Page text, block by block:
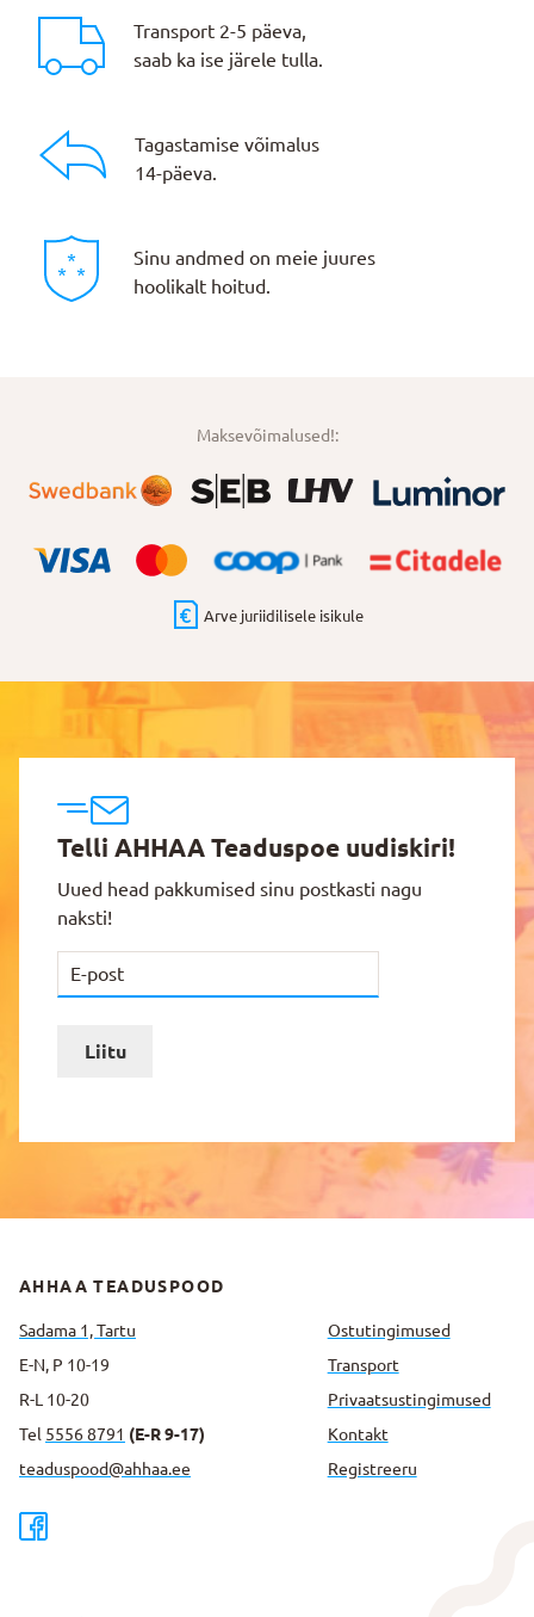
Transport 2-5 päeva,
saab ka ise järele tulla.
Tagastamise võimalus
14-päeva.
Sinu andmed on meie juures
hoolikalt hoitud.
Maksevõimalused!:
Arve juriidilisele isikule
Telli AHHAA Teaduspoe uudiskiri!
Uued head pakkumised sinu postkasti nagu
naksti!
Liitu
AHHAA TEADUSPOOD
Sadama 1, Tartu
E-N, P 10-19
R-L 10-20
Tel 5556 8791 (E-R 9-17)
teaduspood@ahhaa.ee
Ostutingimused
Transport
Privaatsus­tingimused
Kontakt
Registreeru